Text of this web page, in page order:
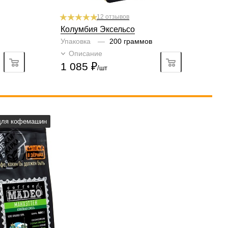
12 отзывов
Колумбия Эксельсо
Упаковка —
200 граммов
Описание
1 085 ₽/шт
кофемашин
турка, френч-пресс,
аэропресс
средняя
кислинки
100 %
специи, орех
3 4 5 6
1/6
3 4 5 6
4/6
2 3 4 5 6
6/6
3 4 5 6
5/6